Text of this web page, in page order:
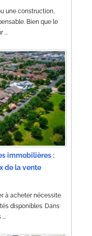
une construction,
Bien que le
...
immobilières :
de la vente
à acheter nécessite
disponibles. Dans